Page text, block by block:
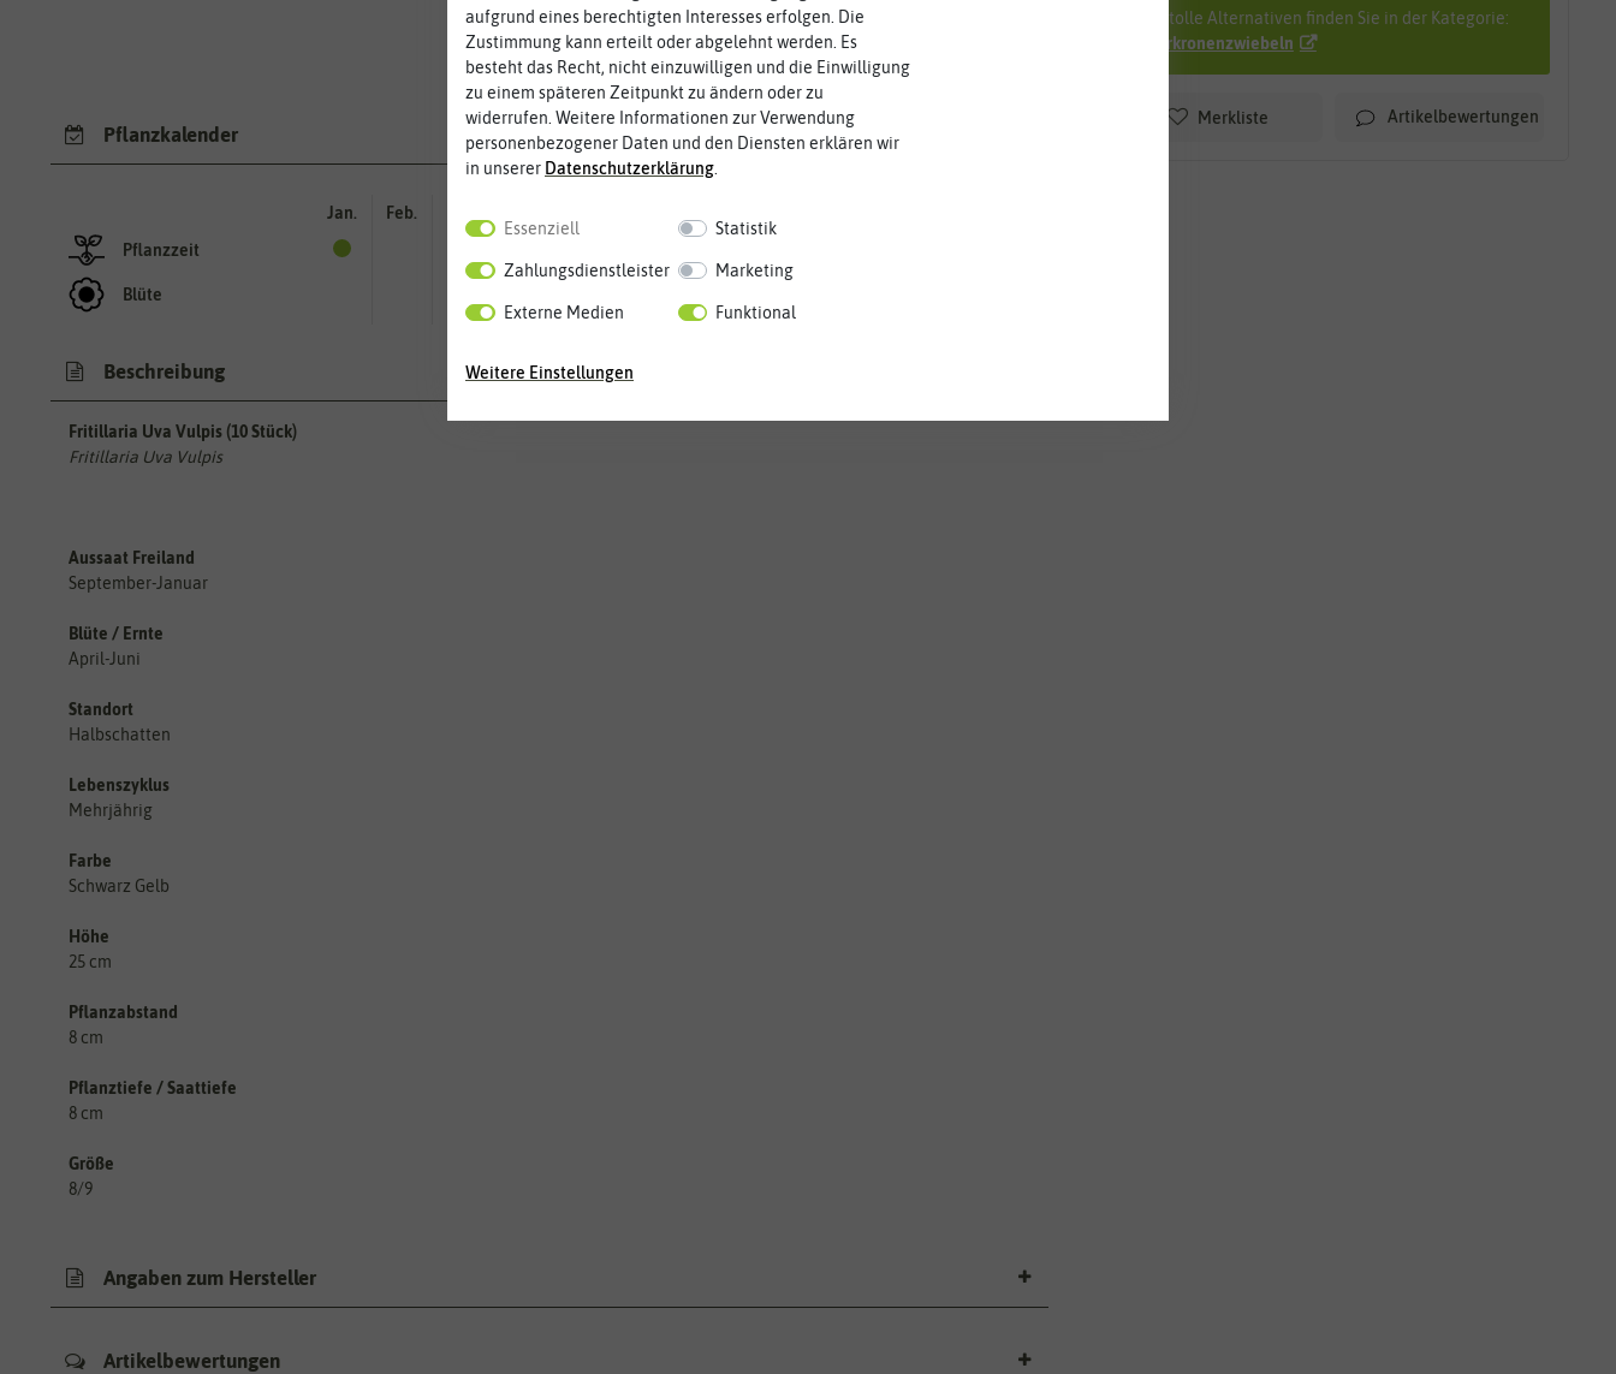
Viele tolle Alternativen finden Sie in der Kategorie:
Kaiserkronenzwiebeln
Merkliste Artikelbewertungen
Pflanzkalender
Pflanzzeit
Blüte
Jan. Feb.
Beschreibung
Fritillaria Uva Vulpis (10 Stück)
Fritillaria Uva Vulpis
Aussaat Freiland
September-Januar
Blüte / Ernte
April-Juni
Standort
Halbschatten
Lebenszyklus
Mehrjährig
Farbe
Schwarz Gelb
Höhe
25 cm
Pflanzabstand
8 cm
Pflanztiefe / Saattiefe
8 cm
Größe
8/9
Angaben zum Hersteller
Artikelbewertungen
aufgrund eines berechtigten Interesses erfolgen. Die
Zustimmung kann erteilt oder abgelehnt werden. Es
besteht das Recht, nicht einzuwilligen und die Einwilligung
zu einem späteren Zeitpunkt zu ändern oder zu
widerrufen. Weitere Informationen zur Verwendung
personenbezogener Daten und den Diensten erklären wir
in unserer Daten­schutz­erklärung
Essenziell Statistik
Zahlungsdienstleister Marketing
Externe Medien Funktional
Weitere Einstellungen